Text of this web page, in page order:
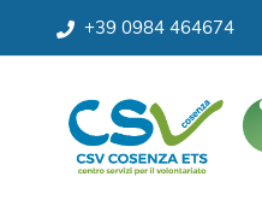
+39 0984 464674